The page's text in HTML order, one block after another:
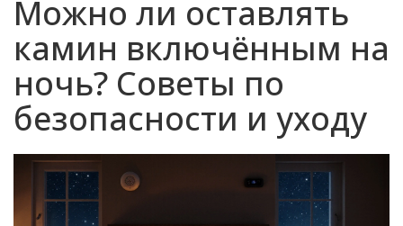
Можно ли оставлять
камин включённым на
ночь? Советы по
безопасности и уходу